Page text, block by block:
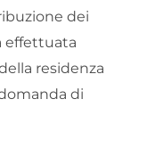
dei
effettuata
residenza
di